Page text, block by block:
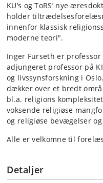
KU’s og ToRS’ nye
holder
innenfor klassisk
moderne teori".
Inger Furseth er
adjungeret professor på
og livssynsforskning i
dækker over et bredt
bl.a. religions
voksende religiøse
og religiøse bevægelser
Alle er velkomne til
Detaljer